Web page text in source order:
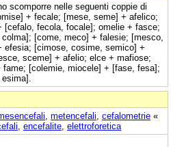
scomporre nelle seguenti coppie di
+ fecale; [mese, seme] + afelico;
fecola, focale]; omelie + fasce;
[come, meco] + falesie; [mesco,
[cimose, cosime, semico] +
sceme] + afelio; elce + mafiose;
[colemie, miocele] + [fase, fesa];
metencefali cefalometrie «
encefalite elettroforetica